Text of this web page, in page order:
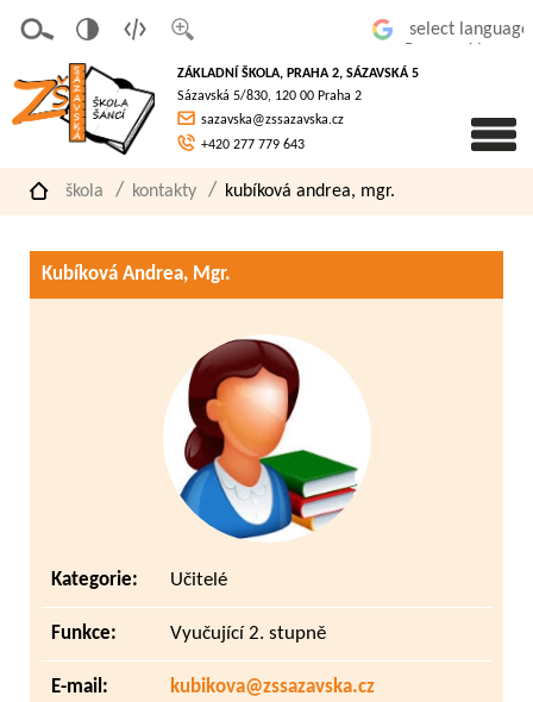
písmo
á
verze
pro
slaboz
raké
ZÁKLADNÍ ŠKOLA, PRAHA 2, SÁZAVSKÁ 5
Sázavská 5/830, 120 00 Praha 2
sazavska@zssazavska.cz
+420 277 779 643
škola kontakty kubíková andrea, mgr.
Kubíková Andrea, Mgr.
Kategorie: Učitelé
Funkce: Vyučující 2. stupně
E-mail: kubikova@zssazavska.cz